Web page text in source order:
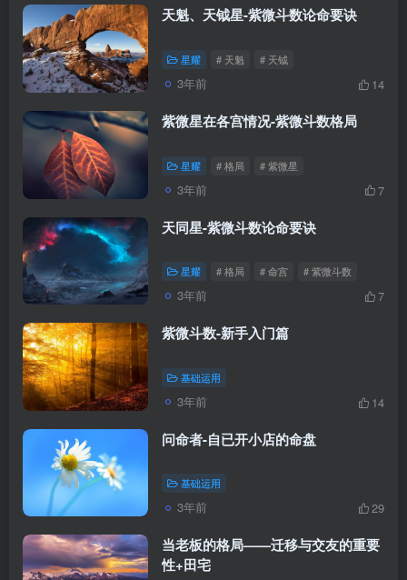
天魁、天钺星-紫微斗数论命要诀
星耀 # 天魁 # 天钺
3年前 14
紫微星在各宫情况-紫微斗数格局
星耀 # 格局 # 紫微星
3年前 7
天同星-紫微斗数论命要诀
星耀 # 格局 # 命宫 # 紫微斗数
3年前 7
紫微斗数-新手入门篇
基础运用
3年前 14
问命者-自已开小店的命盘
基础运用
3年前 29
当老板的格局——迁移与交友的重要
性+田宅